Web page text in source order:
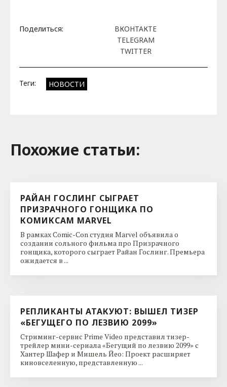
Поделиться:
ВКОНТАКТЕ
TELEGRAM
TWITTER
Теги: НОВОСТИ
Похожие cтатьи:
РАЙАН ГОСЛИНГ СЫГРАЕТ
ПРИЗРАЧНОГО ГОНЩИКА ПО
КОМИКСАМ MARVEL
В рамках Comic-Con студия Marvel объявила о
создании сольного фильма про Призрачного
гонщика, которого сыграет Райан Гослинг. Премьера
ожидается в ...
РЕПЛИКАНТЫ АТАКУЮТ: ВЫШЕЛ ТИЗЕР
«БЕГУЩЕГО ПО ЛЕЗВИЮ 2099»
Стриминг-сервис Prime Video представил тизер-
трейлер мини-сериала «Бегущий по лезвию 2099» с
Хантер Шафер и Мишель Йео: Проект расширяет
киновселенную, представленную ...